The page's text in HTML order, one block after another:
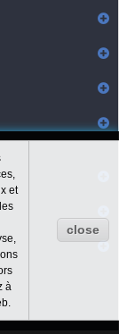
et
à
close